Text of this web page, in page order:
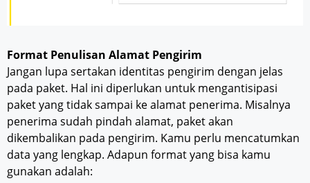
Format Penulisan Alamat Pengirim
Jangan lupa sertakan identitas pengirim dengan jelas
pada paket. Hal ini diperlukan untuk mengantisipasi
paket yang tidak sampai ke alamat penerima. Misalnya
penerima sudah pindah alamat, paket akan
dikembalikan pada pengirim. Kamu perlu mencatumkan
data yang lengkap. Adapun format yang bisa kamu
gunakan adalah: